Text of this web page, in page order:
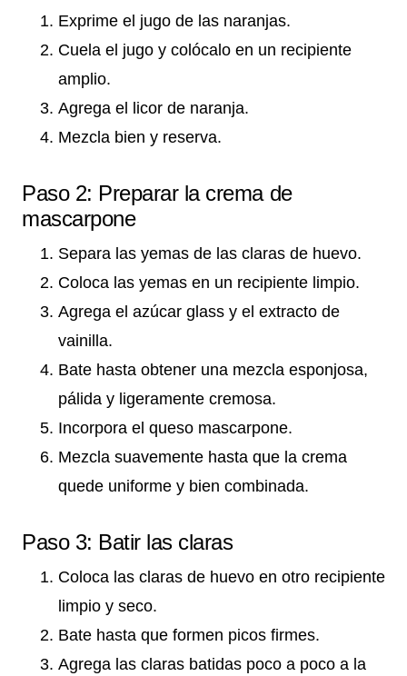
Exprime el jugo de las naranjas.
Cuela el jugo y colócalo en un recipiente
amplio.
Agrega el licor de naranja.
Mezcla bien y reserva.
Paso 2: Preparar la crema de
mascarpone
Separa las yemas de las claras de huevo.
Coloca las yemas en un recipiente limpio.
Agrega el azúcar glass y el extracto de
vainilla.
Bate hasta obtener una mezcla esponjosa,
pálida y ligeramente cremosa.
Incorpora el queso mascarpone.
Mezcla suavemente hasta que la crema
quede uniforme y bien combinada.
Paso 3: Batir las claras
Coloca las claras de huevo en otro recipiente
limpio y seco.
Bate hasta que formen picos firmes.
Agrega las claras batidas poco a poco a la